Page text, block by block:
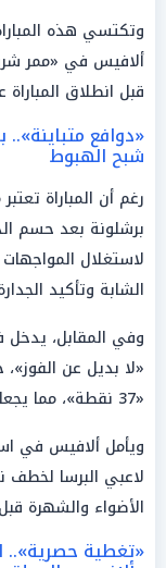
وتكتسي هذه
ألافيس في «ممر
قبل انطلاق
«دوافع
شبح الهبوط
رغم أن المباراة
برشلونة بعد حسم
لاستغلال
الشابة وتأكيد
وفي المقابل، يدخل
«لا بديل عن
«37 نقطة»، مما يجعله في قلب صراع الهبوط المشتعل.
ويأمل ألافيس في
لاعبي البرسا لخطف
الأضواء والشهرة
«تغطية حصرية»..